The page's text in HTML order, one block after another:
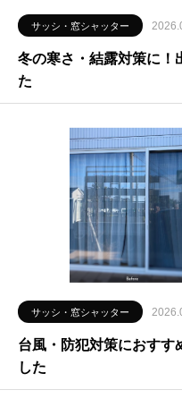
サッシ・窓シャッター
冬の寒さ・結露対策に！
た
サッシ・窓シャッター
台風・防犯対策におすす
した